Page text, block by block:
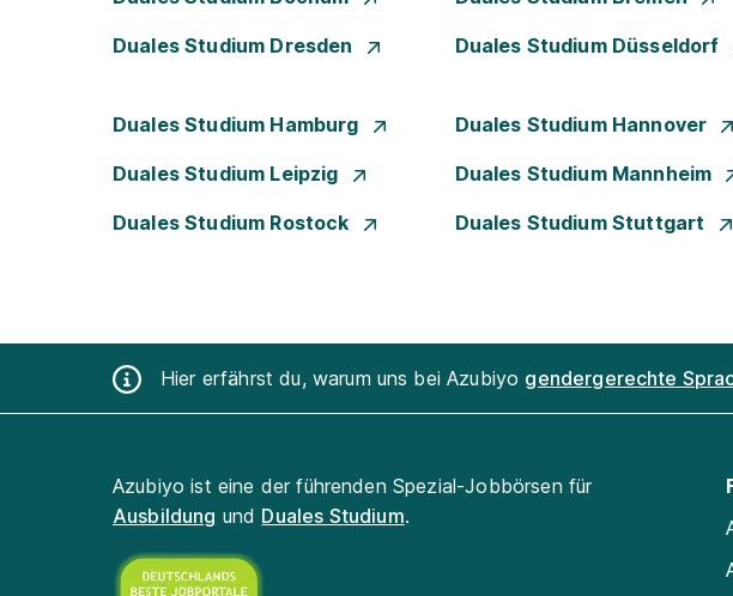
Duales Studium Dresden Duales Studium Düsseldorf
Duales Studium Hamburg Duales Studium Hannover
Duales Studium Leipzig Duales Studium Mannheim
Duales Studium Rostock Duales Studium Stuttgart
Hier erfährst du, warum uns bei Azubiyo gendergerechte
Azubiyo ist eine der führenden Spezial-Jobbörsen für
Ausbildung und Duales Studium.